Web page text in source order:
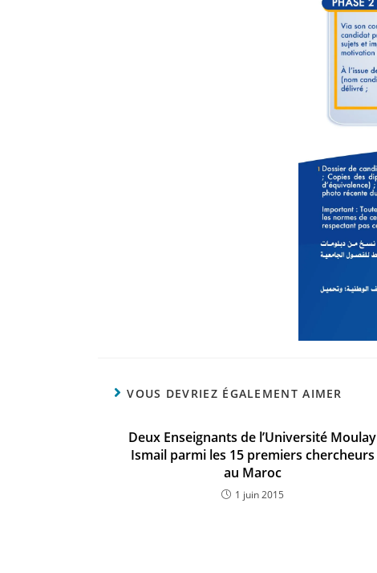
VOUS DEVRIEZ ÉGALEMENT AIMER
Deux Enseignants de l’Université Moulay
Ismail parmi les 15 premiers chercheurs
au Maroc
1 juin 2015